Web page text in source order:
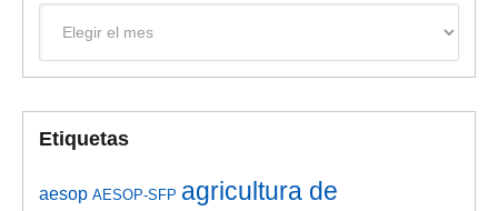
Etiquetas
aesop AESOP-SFP agricultura de